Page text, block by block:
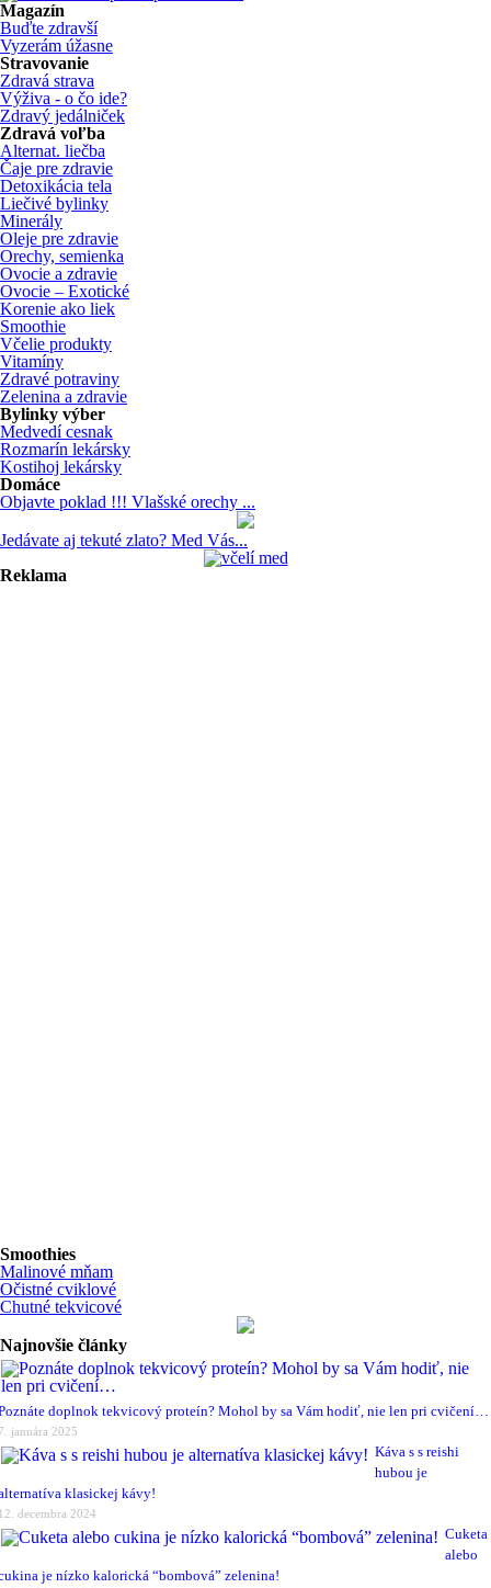
Magazín
Buďte zdravší
Vyzerám úžasne
Stravovanie
Zdravá strava
Výživa - o čo ide?
Zdravý jedálniček
Zdravá voľba
Alternat. liečba
Čaje pre zdravie
Detoxikácia tela
Liečivé bylinky
Minerály
Oleje pre zdravie
Orechy, semienka
Ovocie a zdravie
Ovocie – Exotické
Korenie ako liek
Smoothie
Včelie produkty
Vitamíny
Zdravé potraviny
Zelenina a zdravie
Bylinky výber
Medvedí cesnak
Rozmarín lekársky
Kostihoj lekársky
Domáce
Objavte poklad !!! Vlašské orechy ...
Jedávate aj tekuté zlato? Med Vás...
Reklama
Smoothies
Malinové mňam
Očistné cviklové
Chutné tekvicové
Najnovšie články
doplnok tekvicový proteín? Mohol by sa Vám hodiť, nie len pri cvičení…
januára 2025
Káva s s reishi
hubou je
klasickej kávy!
decembra 2024
Cuketa
alebo
je nízko kalorická “bombová” zelenina!